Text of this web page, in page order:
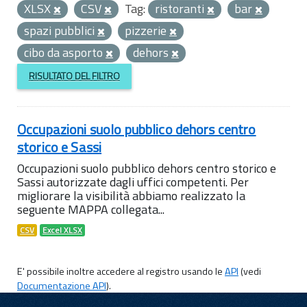
XLSX
CSV Tag: ristoranti
bar
spazi pubblici
pizzerie
cibo da asporto
dehors
RISULTATO DEL FILTRO
Occupazioni suolo pubblico dehors centro
storico e Sassi
Occupazioni suolo pubblico dehors centro storico e
Sassi autorizzate dagli uffici competenti. Per
migliorare la visibilità abbiamo realizzato la
seguente MAPPA collegata...
CSV Excel XLSX
E' possibile inoltre accedere al registro usando leAPI(vedi
Documentazione API).